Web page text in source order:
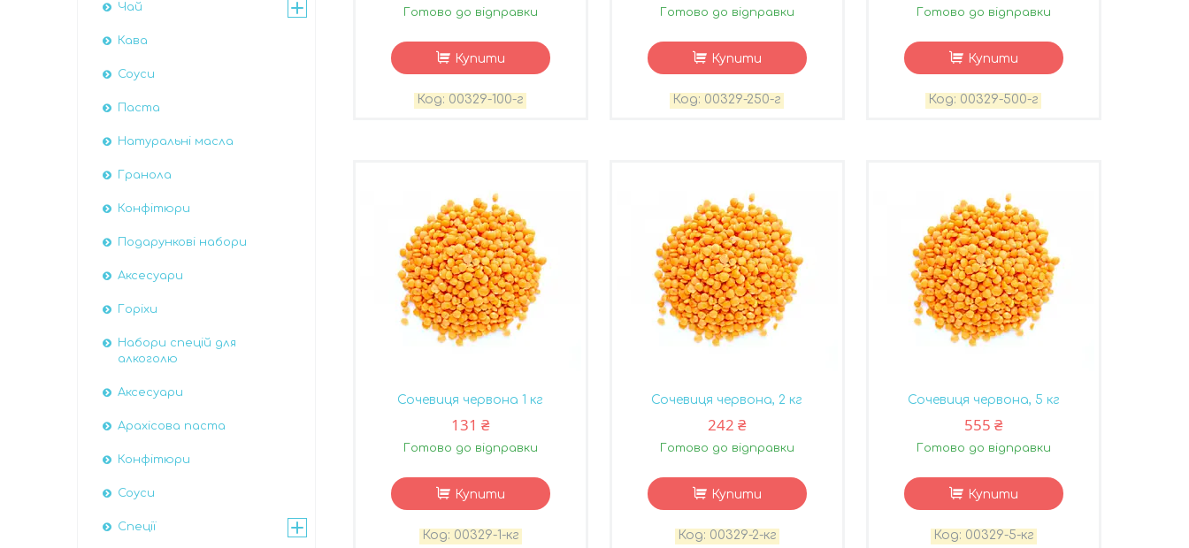
Готово до відправки
Купити
00329-100-г
Готово до відправки
Купити
00329-250-г
Готово до відправки
Купити
00329-500-г
Сочевиця червона 1 кг
131 ₴
Готово до відправки
Купити
00329-1-кг
Сочевиця червона, 2 кг
242 ₴
Готово до відправки
Купити
00329-2-кг
Сочевиця червона, 5 кг
555 ₴
Готово до відправки
Купити
00329-5-кг
Чай
Кава
Соуси
Паста
Натуральні масла
Гранола
Конфітюри
Подарункові набори
Аксесуари
Горіхи
Набори спецій для
алкоголю
Аксесуари
Арахісова паста
Конфітюри
Соуси
Спеції